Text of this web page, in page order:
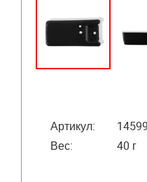
Артикул:
Вес:
40 г